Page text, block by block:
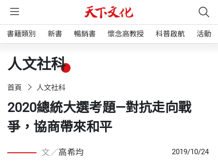
書籍類別 新書 暢銷書 懷念高教授 科普啟航 活動
人文社科
首頁 人文社科
2020總統大選考題—對抗走向戰
爭，協商帶來和平
文／高希均 2019/10/24